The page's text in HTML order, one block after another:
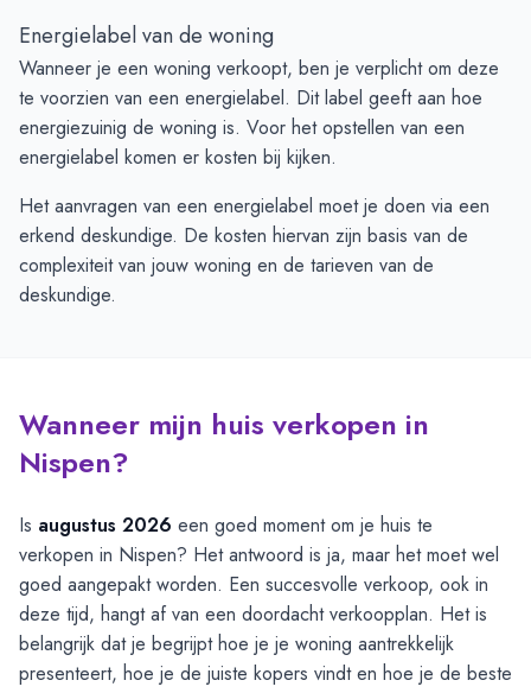
Energielabel van de woning
Wanneer je een woning verkoopt, ben je verplicht om deze
te voorzien van een energielabel. Dit label geeft aan hoe
energiezuinig de woning is. Voor het opstellen van een
energielabel komen er kosten bij kijken.
Het aanvragen van een energielabel moet je doen via een
erkend deskundige. De kosten hiervan zijn basis van de
complexiteit van jouw woning en de tarieven van de
deskundige.
Wanneer mijn huis verkopen in
Nispen?
Is augustus 2026 een goed moment om je huis te
verkopen in Nispen? Het antwoord is ja, maar het moet wel
goed aangepakt worden. Een succesvolle verkoop, ook in
deze tijd, hangt af van een doordacht verkoopplan. Het is
belangrijk dat je begrijpt hoe je je woning aantrekkelijk
presenteert, hoe je de juiste kopers vindt en hoe je de beste